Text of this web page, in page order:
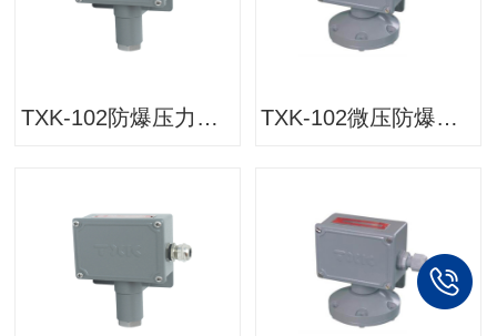
TXK-102防爆压力控制器 TXK-102微压防爆控制器